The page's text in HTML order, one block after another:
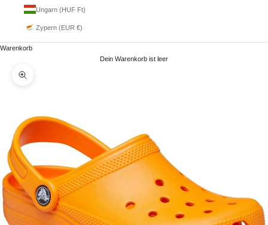
Ungarn (HUF Ft)
Zypern (EUR €)
Warenkorb
Dein Warenkorb ist leer
Bild vergrößern